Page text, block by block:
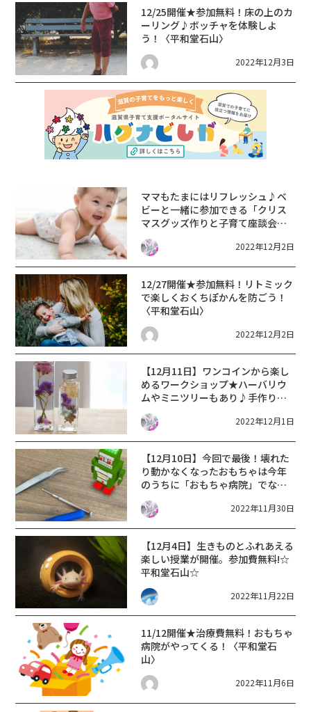
12/25開催★参加無料！床の上のカ
ーリング♪ボッチャを体験しよ
う！〈平和堂石山〉
2022年12月3日
ママもたまにはリフレッシュ♪ベ
ビーと一緒に参加できる「クリス
マスグッズ作りと子育て座談会」
開催★【12月15日・平和堂石山】
2022年12月2日
12/27開催★参加無料！リトミック
で楽しくおくちぽかんを防ごう！
〈平和堂石山〉
2022年12月2日
【12月11日】ワンコインから楽し
めるワークショップ★ハーバリウ
ムやミニツリーもあり♪手作り市
も同時開催！〈平和堂石山〉
2022年12月1日
【12月10日】今回で最後！壊れた
り動かなくなったおもちゃは今年
のうちに「おもちゃ病院」でなお
してもらおう！〈平和堂石山〉
2022年11月30日
【12月4日】生きものとふれあえる
楽しい授業が開催。参加費無料!☆
平和堂石山☆
2022年11月22日
11/12開催★治療費無料！おもちゃ
病院がやってくる！〈平和堂石
山〉
2022年11月6日